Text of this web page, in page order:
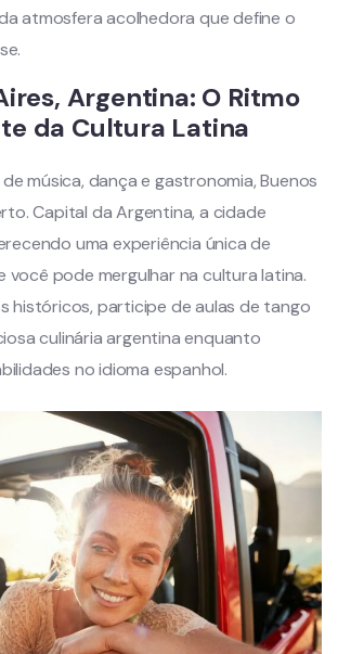
atmosfera acolhedora que define o
Argentina: O Ritmo
da Cultura Latina
música, dança e gastronomia, Buenos
Capital da Argentina, a cidade
uma experiência única de
você pode mergulhar na cultura latina.
históricos, participe de aulas de tango
culinária argentina enquanto
no idioma espanhol.